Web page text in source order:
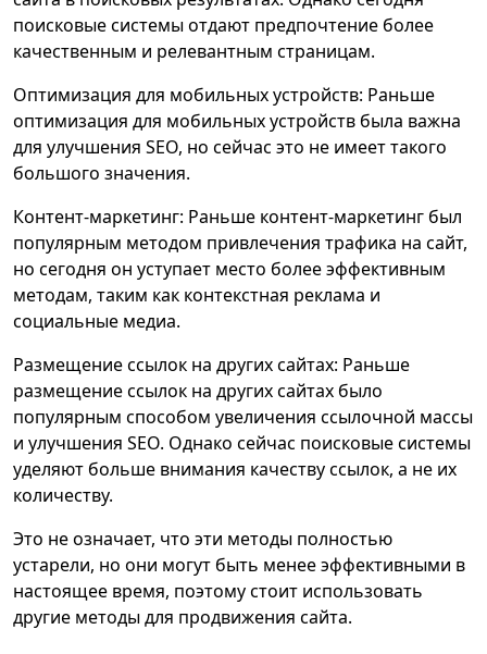
поисковые системы отдают предпочтение более
качественным и релевантным страницам.
Оптимизация для мобильных устройств: Раньше
оптимизация для мобильных устройств была важна
для улучшения SEO, но сейчас это не имеет такого
большого значения.
Контент-маркетинг: Раньше контент-маркетинг был
популярным методом привлечения трафика на сайт,
но сегодня он уступает место более эффективным
методам, таким как контекстная реклама и
социальные медиа.
Размещение ссылок на других сайтах: Раньше
размещение ссылок на других сайтах было
популярным способом увеличения ссылочной массы
и улучшения SEO. Однако сейчас поисковые системы
уделяют больше внимания качеству ссылок, а не их
количеству.
Это не означает, что эти методы полностью
устарели, но они могут быть менее эффективными в
настоящее время, поэтому стоит использовать
другие методы для продвижения сайта.